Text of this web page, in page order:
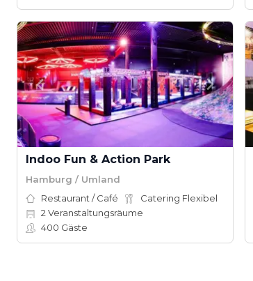
Indoo Fun & Action Park
Hamburg / Umland
Restaurant / Café
Catering Flexibel
2 Veranstaltungsräume
400 Gäste